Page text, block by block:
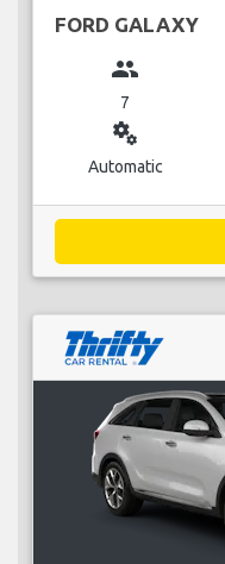
FORD GALAXY
group
7
miscellaneous_services
Automatic